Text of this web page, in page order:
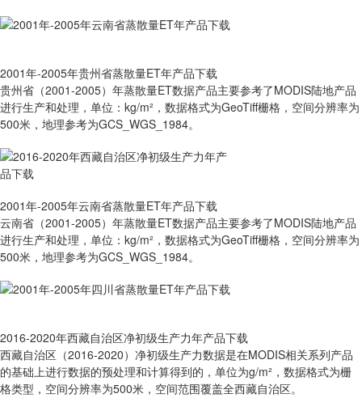
2001年-2005年贵州省蒸散量ET年产品下载
贵州省（2001-2005）年蒸散量ET数据产品主要参考了MODIS陆地产品
进行生产和处理，单位：kg/m²，数据格式为GeoTiff栅格，空间分辨率为
500米，地理参考为GCS_WGS_1984。
2001年-2005年云南省蒸散量ET年产品下载
云南省（2001-2005）年蒸散量ET数据产品主要参考了MODIS陆地产品
进行生产和处理，单位：kg/m²，数据格式为GeoTiff栅格，空间分辨率为
500米，地理参考为GCS_WGS_1984。
2016-2020年西藏自治区净初级生产力年产品下载
西藏自治区（2016-2020）净初级生产力数据是在MODIS相关系列产品
的基础上进行数据的预处理和计算得到的，单位为g/m²，数据格式为栅
格类型，空间分辨率为500米，空间范围覆盖全西藏自治区。